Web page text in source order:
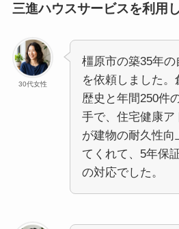
三進ハウスサービスを利用
30代女性
橿原市の築35年
を依頼しました
歴史と年間250件
手で、住宅健康ア
が建物の耐久性向
てくれて、5年保
の対応でした。